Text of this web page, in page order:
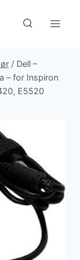
/ Dell –
– for Inspiron
E5520